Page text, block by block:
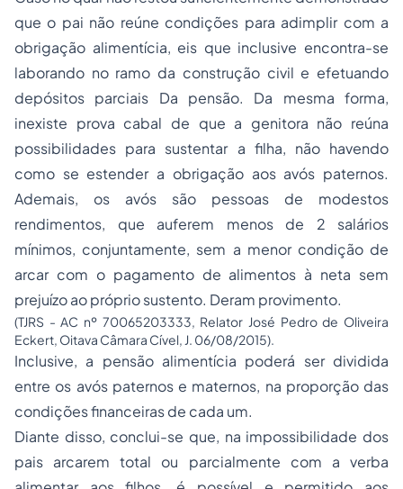
que o pai não reúne condições para adimplir com a
obrigação alimentícia, eis que inclusive encontra-se
laborando no ramo da construção civil e efetuando
depósitos parciais Da pensão. Da mesma forma,
inexiste prova cabal de que a genitora não reúna
possibilidades para sustentar a filha, não havendo
como se estender a obrigação aos avós paternos.
Ademais, os avós são pessoas de modestos
rendimentos, que auferem menos de 2 salários
mínimos, conjuntamente, sem a menor condição de
arcar com o pagamento de alimentos à neta sem
prejuízo ao próprio sustento. Deram provimento.
(TJRS - AC nº 70065203333, Relator José Pedro de Oliveira
Eckert, Oitava Câmara Cível, J. 06/08/2015).
Inclusive, a pensão alimentícia poderá ser dividida
entre os avós paternos e maternos, na proporção das
condições financeiras de cada um.
Diante disso, conclui-se que, na impossibilidade dos
pais arcarem total ou parcialmente com a verba